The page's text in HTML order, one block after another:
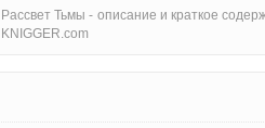
Рассвет Тьмы - oписание и краткое
KNIGGER.com